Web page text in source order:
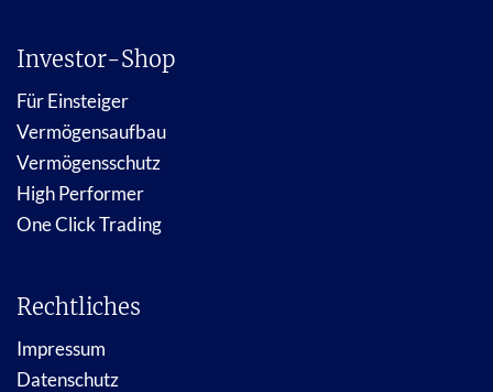
Investor-Shop
Für Einsteiger
Vermögensaufbau
Vermögensschutz
High Performer
One Click Trading
Rechtliches
Impressum
Datenschutz